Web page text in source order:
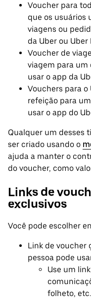
Voucher para
que os usuários
viagens ou
da Uber ou
Voucher de
viagem para um
usar o app da
Vouchers para o
refeição para
usar o app do
Qualquer um desses
ser criado usando o
ajuda a manter o
do voucher, como
Links de
exclusivos
Você pode escolher
Link de voucher
pessoa pode
Use um
folheto,